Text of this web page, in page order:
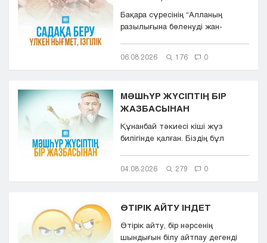
Бақара сүресінің “Aлланың
разылығына бөленуді жан-
06.08.2026 176 0
МӘШҺҮР ЖҮСІПТІҢ БІР
ЖАЗБАСЫНАН
Құнанбай тәкиесі кіші жүз
билігінде қалған. Біздің бұл
04.08.2026 279 0
ӨТІРІК АЙТУ ІНДЕТ
Өтірік айту, бір нәрсенің
шындығын білу айтпау дегенді